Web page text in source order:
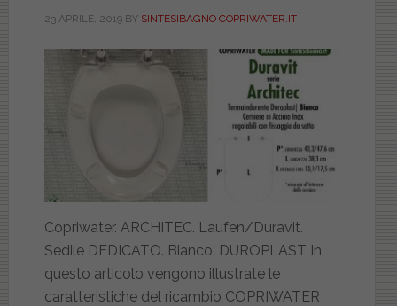
23 APRILE, 2019BY SINTESIBAGNO COPRIWATER.IT
Copriwater. ARCHITEC. Laufen/Duravit.
Sedile DEDICATO. Bianco. DUROPLAST In
questo articolo vengono illustrate le
caratteristiche del ricambio COPRIWATER